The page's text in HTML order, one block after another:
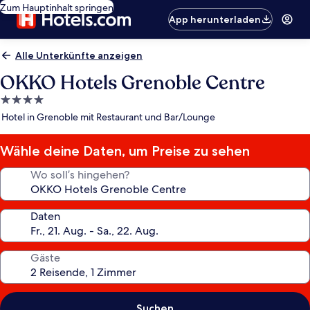
Zum Hauptinhalt springen
App herunterladen
Alle Unterkünfte anzeigen
OKKO Hotels Grenoble Centre
4.0-
Sterne-
Hotel in Grenoble mit Restaurant und Bar/Lounge
Wähle deine Daten, um Preise zu sehen
Wo soll’s hingehen?
Daten
Gäste